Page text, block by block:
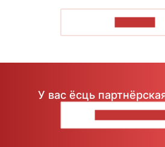
У вас ёсць